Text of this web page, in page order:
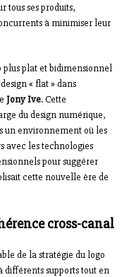
tous ses produits,
à minimiser leur
plat et bidimensionnel
« flat » dans
Jony Ive. Cette
du design numérique,
un environnement où les
avec les technologies
pour suggérer
cette nouvelle ère de
cross-canal
de la stratégie du logo
différents supports tout en